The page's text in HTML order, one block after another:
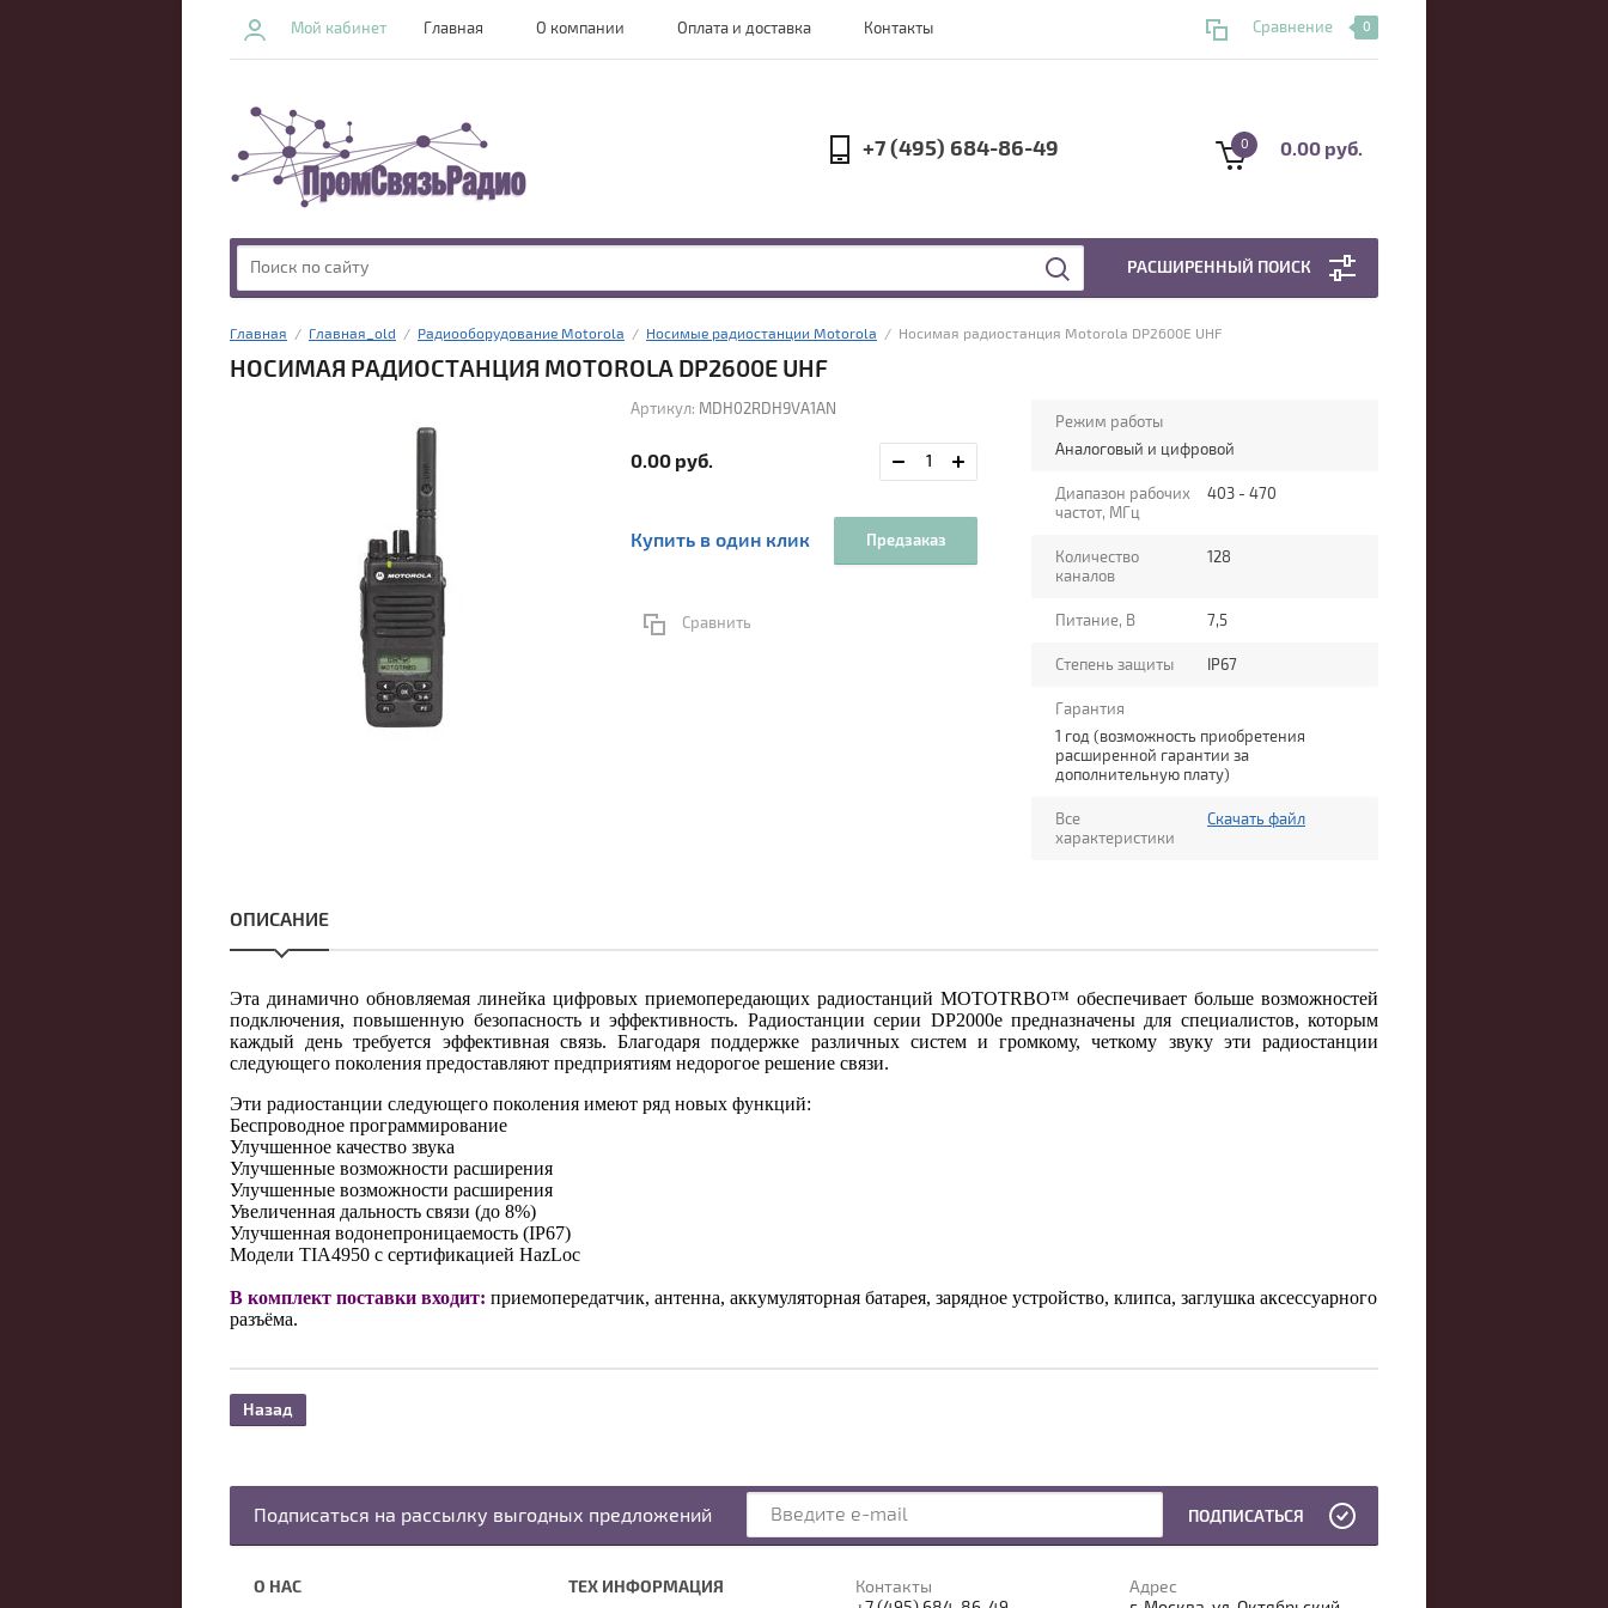
Мой кабинет Главная О компании Оплата и доставка Контакты Сравнение 0
+7 (495) 684-86-49 0 0.00 руб.
РАСШИРЕННЫЙ ПОИСК
Главная
  /
Главная_old
  /
Радиооборудование Motorola
  /
Носимые радиостанции Motorola
  /  Носимая радиостанция Motorola DP2600E UHF
НОСИМАЯ РАДИОСТАНЦИЯ MOTOROLA DP2600E UHF
Артикул: MDH02RDH9VA1AN
0.00 руб.
Купить в один клик Предзаказ
Сравнить
Режим работы
Аналоговый и цифровой
Диапазон рабочих
частот, МГц
403 - 470
Количество
каналов
128
Питание, В 7,5
Степень защиты IP67
Гарантия
1 год (возможность приобретения
расширенной гарантии за
дополнительную плату)
Все
характеристики
Скачать файл
ОПИСАНИЕ
Эта динамично обновляемая линейка цифровых приемопередающих радиостанций MOTOTRBO™ обеспечивает больше возможностей
подключения, повышенную безопасность и эффективность. Радиостанции серии DP2000e предназначены для специалистов, которым
каждый день требуется эффективная связь. Благодаря поддержке различных систем и громкому, четкому звуку эти радиостанции
следующего поколения предоставляют предприятиям недорогое решение связи.
Эти радиостанции следующего поколения имеют ряд новых функций:
Беспроводное программирование
Улучшенное качество звука
Улучшенные возможности расширения
Улучшенные возможности расширения
Увеличенная дальность связи (до 8%)
Улучшенная водонепроницаемость (IP67)
Модели TIA4950 с сертификацией HazLoc
В комплект поставки входит: приемопередатчик, антенна, аккумуляторная батарея, зарядное устройство, клипса, заглушка аксессуарного
разъёма.
Назад
Подписаться на рассылку выгодных предложений ПОДПИСАТЬСЯ
О НАС ТЕХ ИНФОРМАЦИЯ
Контакты
Адрес